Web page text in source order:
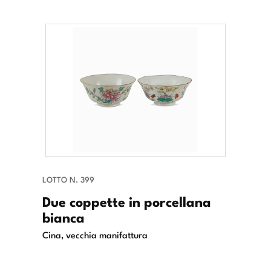
LOTTO N. 399
Due coppette in porcellana
bianca
Cina, vecchia manifattura